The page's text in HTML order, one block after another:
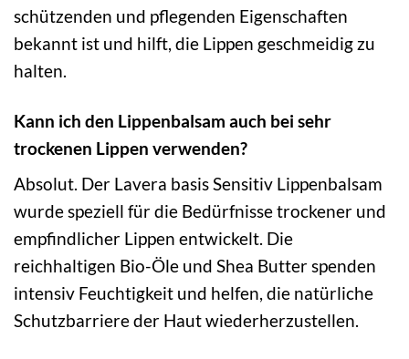
schützenden und pflegenden Eigenschaften
bekannt ist und hilft, die Lippen geschmeidig zu
halten.
Kann ich den Lippenbalsam auch bei sehr
trockenen Lippen verwenden?
Absolut. Der Lavera basis Sensitiv Lippenbalsam
wurde speziell für die Bedürfnisse trockener und
empfindlicher Lippen entwickelt. Die
reichhaltigen Bio-Öle und Shea Butter spenden
intensiv Feuchtigkeit und helfen, die natürliche
Schutzbarriere der Haut wiederherzustellen.